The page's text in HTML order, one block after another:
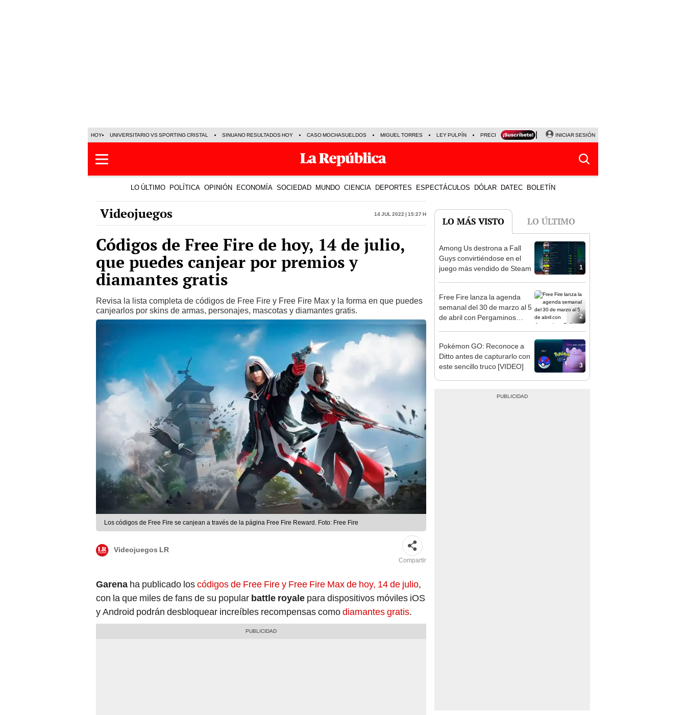
HOY UNIVERSITARIO VS SPORTING CRISTAL SINUANO RESULTADOS HOY CASO MOCHASUELDOS MIGUEL TORRES LEY PULPÍN PRECIO DEL DÓLAR CORTE DE LUZ VIERNES 7 DE AGOSTO
INICIAR SESIÓN
LO ÚLTIMO POLÍTICA OPINIÓN ECONOMÍA SOCIEDAD MUNDO CIENCIA DEPORTES ESPECTÁCULOS DÓLAR DATEC BOLETÍN
Videojuegos 14 Jul 2022 | 15:27 h
Códigos de Free Fire de hoy, 14 de julio,
que puedes canjear por premios y
diamantes gratis
Revisa la lista completa de códigos de Free Fire y Free Fire Max y la forma en que puedes
canjearlos por skins de armas, personajes, mascotas y diamantes gratis.
Los códigos de Free Fire se canjean a través de la página Free Fire Reward. Foto: Free Fire
Videojuegos LR
Compartir
Garena ha publicado loscódigos de Free Fire y Free Fire Max de hoy, 14 de julio,
con la que miles de fans de su popular battle royale para dispositivos móviles iOS
y Android podrán desbloquear increíbles recompensas comodiamantes gratis.
LO MÁS VISTO LO ÚLTIMO
1
Among Us destrona a Fall
Guys convirtiéndose en el
juego más vendido de Steam
2
Free Fire lanza la agenda
semanal del 30 de marzo al 5
de abril con Pergaminos
3
Pokémon GO: Reconoce a
Ditto antes de capturarlo con
este sencillo truco [VIDEO]